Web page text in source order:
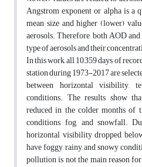
Angstrom exponent or alpha is a
mean size and higher (lower)
aerosols. Therefore, both AOD
type of aerosols and their
In this work, all 10,359 days of
station during 1973-2017 are
between horizontal visibility,
conditions. The results show
reduced in the colder months of
conditions, fog, and snowfall.
horizontal visibility dropped
have foggy, rainy, and snowy
pollution is not the main reason